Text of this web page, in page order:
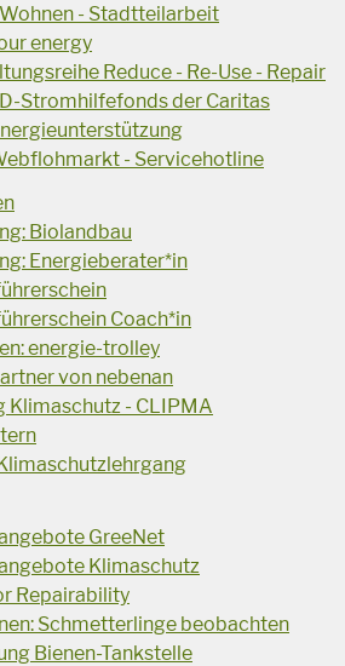
- Stadtteilarbeit
energy
Reduce - Re-Use - Repair
Stromhilfefonds der Caritas
- Servicehotline
Biolandbau
Energieberater*in
Coach*in
energie-trolley
von nebenan
Klimaschutz - CLIPMA
GreeNet
Klimaschutz
Repairability
Schmetterlinge beobachten
Bienen-Tankstelle